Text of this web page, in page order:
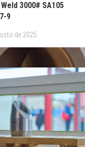
3000# SA105
9
de 2025